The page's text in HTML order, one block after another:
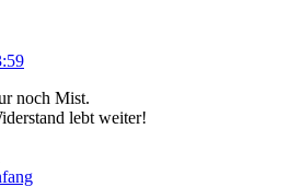
noch Mist.
lebt weiter!